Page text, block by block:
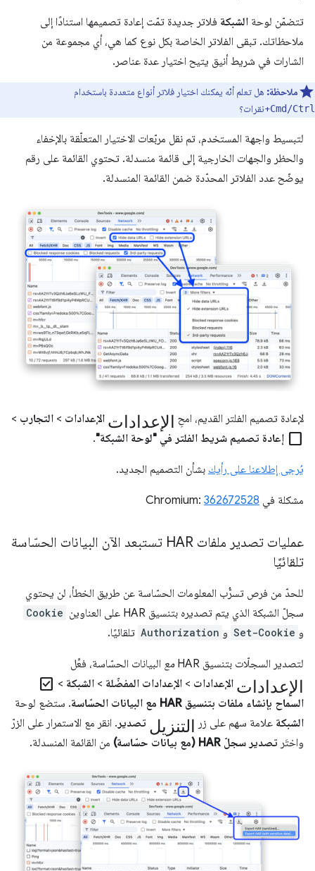
تتضمّن لوحة الشبكة فلاتر جديدة تمّت إعادة تصميمها استنادًا إلى
ملاحظاتك. تبقى الفلاتر الخاصة بكل نوع كما هي، أي مجموعة من
الشارات في شريط أنيق يتيح اختيار عدة عناصر.
ملاحظة: هل تعلم أنّه يمكنك اختيار فلاتر أنواع متعددة باستخدام
Cmd/Ctrl+نقرات؟
لتبسيط واجهة المستخدم، تم نقل مربّعات الاختيار المتعلّقة بالإخفاء
والحظر والجهات الخارجية إلى قائمة منسدلة. تحتوي القائمة على رقم
يوضّح عدد الفلاتر المحدّدة ضمن القائمة المنسدلة.
لإعادة تصميم الفلتر القديم، امحِ الإعدادات الإعدادات > التجارب >
check_box_outline_blank إعادة تصميم شريط الفلتر في "لوحة الشبكة".
يُرجى إطلاعنا على رأيك بشأن التصميم الجديد.
مشكلة في Chromium: 362672528
عمليات تصدير ملفات HAR تستبعد الآن البيانات الحسّاسة
تلقائيًا
للحدّ من فرص تسرُّب المعلومات الحسّاسة عن طريق الخطأ، لن يحتوي
سجلّ الشبكة الذي يتم تصديره بتنسيق HAR على العناوين
Cookie
و Set-Cookie و Authorization تلقائيًا.
لتصدير السجلّات بتنسيق HAR مع البيانات الحسّاسة، فعِّل
الإعدادات الإعدادات > الإعدادات المفضّلة > الشبكة >
check_box
السماح بإنشاء ملفات بتنسيق HAR مع البيانات الحسّاسة
. ستضع لوحة
الشبكة علامة سهم على زر التنزيل تصدير . انقر مع الاستمرار على الزرّ
واختَر تصدير سجلّ HAR (مع بيانات حسّاسة) من القائمة المنسدلة.